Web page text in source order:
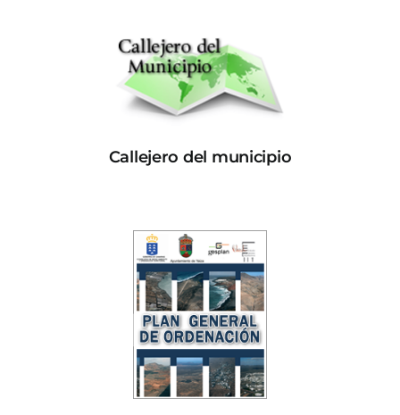
Callejero del municipio